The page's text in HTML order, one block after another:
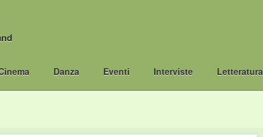
Danza Eventi Interviste Letteratura